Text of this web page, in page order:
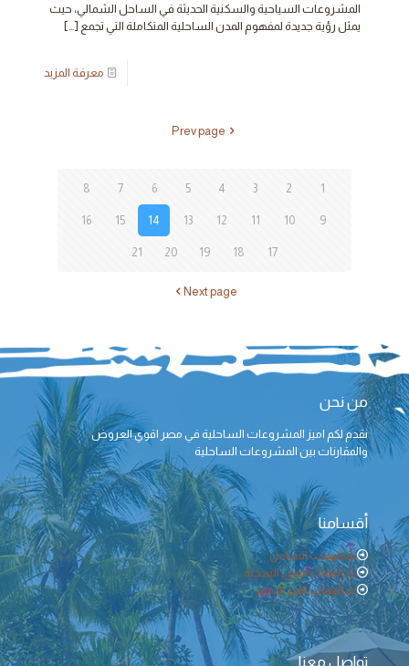
المشروعات السياحية والسكنية الحديثة في الساحل الشمالي، حيث
يمثل رؤية جديدة لمفهوم المدن الساحلية المتكاملة التي تجمع […]
معرفة المزيد
Prev page
1
2
3
4
5
6
7
8
9
10
11
12
13
14
15
16
17
18
19
20
21
Next page
من نحن
نقدم لكم اميز المشروعات الساحلية في مصر اقوي العروض
والمقارنات بين المشروعات الساحلية
أقسامنا
شاليهات الساحل
شاليهات العين السخنة
شاليهات البحر الاحمر
تواصل معنا